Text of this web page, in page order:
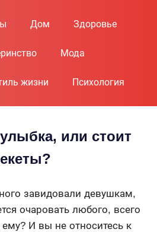
Дом Здоровье
Мода
жизни Психология
или стоит
завидовали девушкам,
очаровать любого, всего
И вы не относитесь к